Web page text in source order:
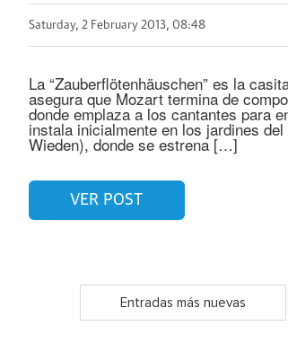
Saturday, 2 February 2013, 08:48
La “Zauberflötenhäuschen” es la
asegura que Mozart termina de
donde emplaza a los cantantes para
instala inicialmente en los jardines
Wieden), donde se estrena […]
VER POST
Entradas más nuevas